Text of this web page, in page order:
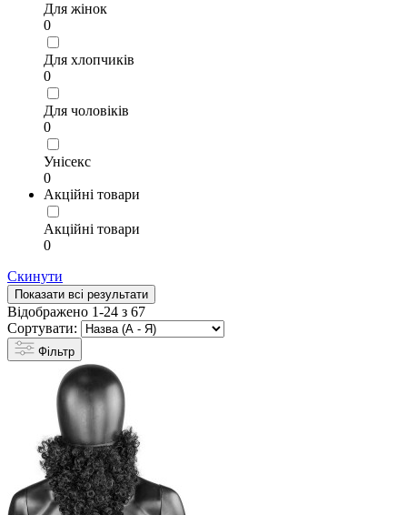
Для жінок
0
Для хлопчиків
0
Для чоловіків
0
Унісекс
0
Акційні товари
Акційні товари
0
Скинути
Показати всі результати
Відображено 1-24 з 67
Сортувати:
Фільтр